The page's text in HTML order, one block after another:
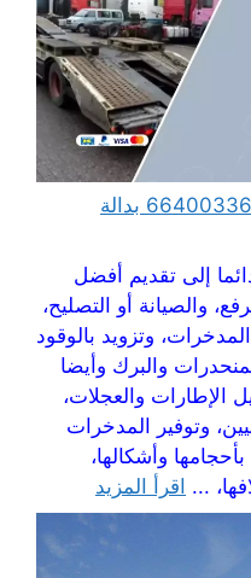
ونش كرين سطحة ام الهيمان 66400336 بدالة
إلى تقديم أفضل
والصيانة أو التصليح،
وتزويد بالوقود
والبرك وأيضا
الإطارات والعجلات،
وتوفير المدخرات
وأشكالها،
... اقرأ المزيد